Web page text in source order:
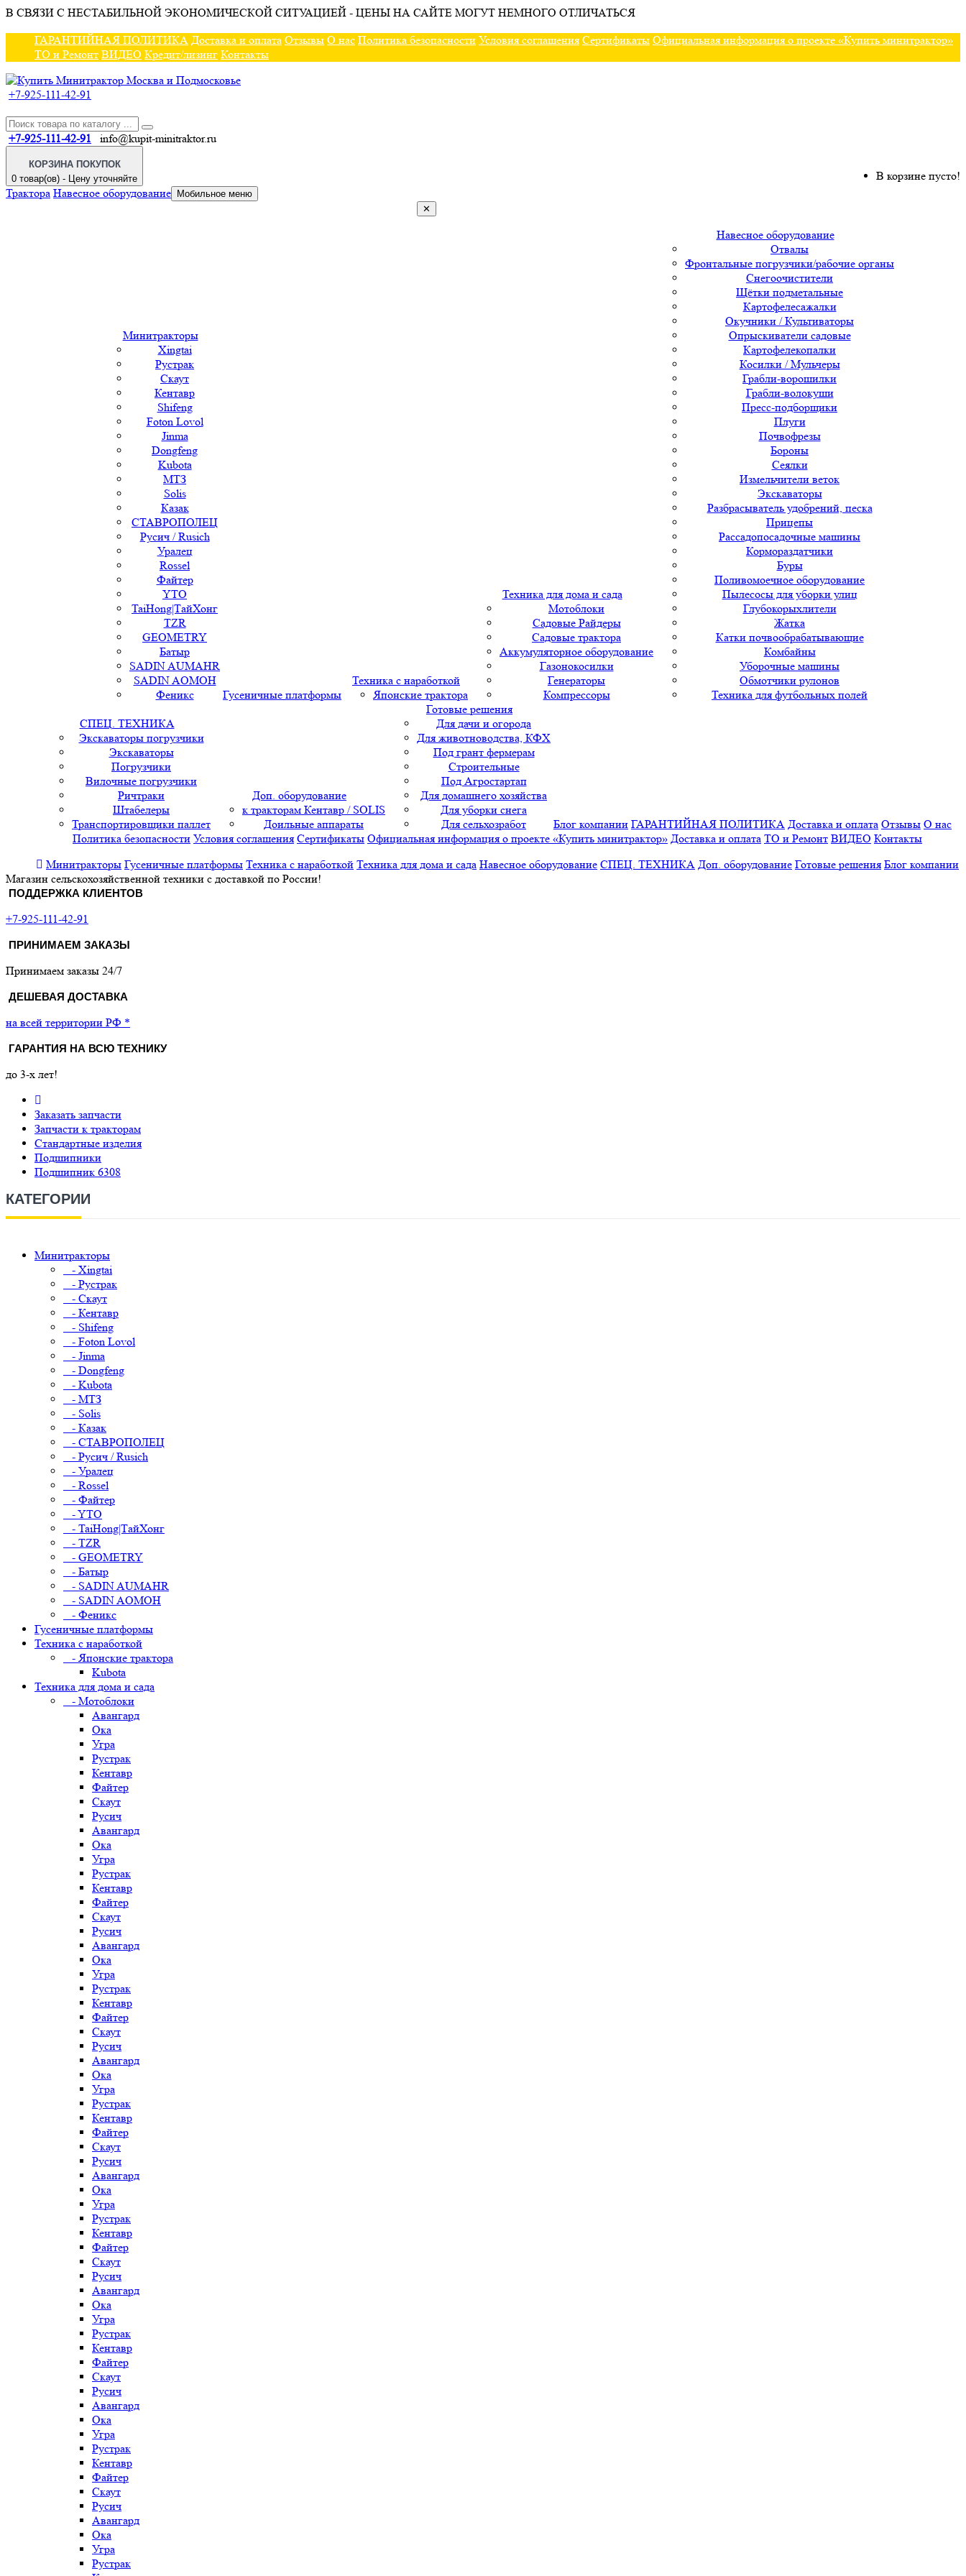
В СВЯЗИ С НЕСТАБИЛЬНОЙ ЭКОНОМИЧЕСКОЙ СИТУАЦИЕЙ - ЦЕНЫ НА САЙТЕ МОГУТ НЕМНОГО ОТЛИЧАТЬСЯ
ГАРАНТИЙНАЯ ПОЛИТИКА Доставка и оплата Отзывы О нас Политика безопасности Условия соглашения Сертификаты Официальная информация о проекте «Купить минитрактор»
ТО и Ремонт ВИДЕО Кредит/лизинг Контакты
+7-925-111-42-91
+7-925-111-42-91 info@kupit-minitraktor.ru
КОРЗИНА ПОКУПОК
0 товар(ов) - Цену уточняйте
В корзине пусто!
Трактора Навесное оборудование
Мобильное меню
✕
Минитракторы
Xingtai
Рустрак
Скаут
Кентавр
Shifeng
Foton Lovol
Jinma
Dongfeng
Kubota
МТЗ
Solis
Казак
СТАВРОПОЛЕЦ
Русич / Rusich
Уралец
Rossel
Файтер
YTO
TaiHong|ТайХонг
TZR
GEOMETRY
Батыр
SADIN AUMAHR
SADIN AOMOH
Феникс
Гусеничные платформы
Техника с наработкой
Японские трактора
Техника для дома и сада
Мотоблоки
Садовые Райдеры
Садовые трактора
Аккумуляторное оборудование
Газонокосилки
Генераторы
Компрессоры
Навесное оборудование
Отвалы
Фронтальные погрузчики/рабочие органы
Снегоочистители
Щётки подметальные
Картофелесажалки
Окучники / Культиваторы
Опрыскиватели садовые
Картофелекопалки
Косилки / Мульчеры
Грабли-ворошилки
Грабли-волокуши
Пресс-подборщики
Плуги
Почвофрезы
Бороны
Сеялки
Измельчители веток
Экскаваторы
Разбрасыватель удобрений, песка
Прицепы
Рассадопосадочные машины
Кормораздатчики
Буры
Поливомоечное оборудование
Пылесосы для уборки улиц
Глубокорыхлители
Жатка
Катки почвообрабатывающие
Комбайны
Уборочные машины
Обмотчики рулонов
Техника для футбольных полей
СПЕЦ. ТЕХНИКА
Экскаваторы погрузчики
Экскаваторы
Погрузчики
Вилочные погрузчики
Ричтраки
Штабелеры
Транспортировщики паллет
Доп. оборудование
к тракторам Кентавр / SOLIS
Доильные аппараты
Готовые решения
Для дачи и огорода
Для животноводства, КФХ
Под грант фермерам
Строительные
Под Агростартап
Для домашнего хозяйства
Для уборки снега
Для сельхозработ
Блог компании ГАРАНТИЙНАЯ ПОЛИТИКА Доставка и оплата Отзывы О нас
Политика безопасности Условия соглашения Сертификаты Официальная информация о проекте «Купить минитрактор» Доставка и оплата ТО и Ремонт ВИДЕО Контакты
Минитракторы Гусеничные платформы Техника с наработкой Техника для дома и сада Навесное оборудование СПЕЦ. ТЕХНИКА Доп. оборудование Готовые решения Блог компании
Магазин сельскохозяйственной техники с доставкой по России!
ПОДДЕРЖКА КЛИЕНТОВ
+7-925-111-42-91
ПРИНИМАЕМ ЗАКАЗЫ
Принимаем заказы 24/7
ДЕШЕВАЯ ДОСТАВКА
на всей территории РФ *
ГАРАНТИЯ НА ВСЮ ТЕХНИКУ
до 3-х лет!
Заказать запчасти
Запчасти к тракторам
Стандартные изделия
Подшипники
Подшипник 6308
КАТЕГОРИИ
Минитракторы
- Xingtai
- Рустрак
- Скаут
- Кентавр
- Shifeng
- Foton Lovol
- Jinma
- Dongfeng
- Kubota
- МТЗ
- Solis
- Казак
- СТАВРОПОЛЕЦ
- Русич / Rusich
- Уралец
- Rossel
- Файтер
- YTO
- TaiHong|ТайХонг
- TZR
- GEOMETRY
- Батыр
- SADIN AUMAHR
- SADIN AOMOH
- Феникс
Гусеничные платформы
Техника с наработкой
- Японские трактора
Kubota
Техника для дома и сада
- Мотоблоки
Авангард
Ока
Угра
Рустрак
Кентавр
Файтер
Скаут
Русич
Авангард
Ока
Угра
Рустрак
Кентавр
Файтер
Скаут
Русич
Авангард
Ока
Угра
Рустрак
Кентавр
Файтер
Скаут
Русич
Авангард
Ока
Угра
Рустрак
Кентавр
Файтер
Скаут
Русич
Авангард
Ока
Угра
Рустрак
Кентавр
Файтер
Скаут
Русич
Авангард
Ока
Угра
Рустрак
Кентавр
Файтер
Скаут
Русич
Авангард
Ока
Угра
Рустрак
Кентавр
Файтер
Скаут
Русич
Авангард
Ока
Угра
Рустрак